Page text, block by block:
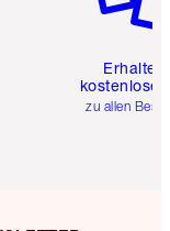
Erhalte
kostenlose
zu allen